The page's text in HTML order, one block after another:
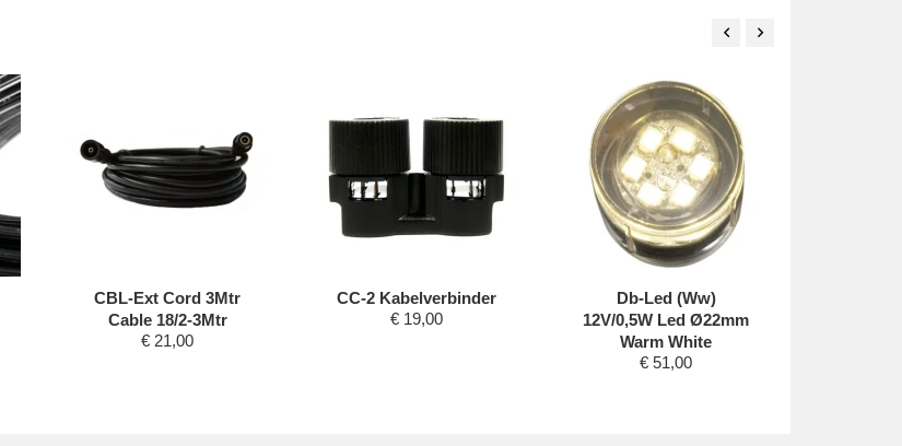
CBL-Ext Cord 3Mtr
Cable 18/2-3Mtr
€ 21,00
CC-2 Kabelverbinder
€ 19,00
Db-Led (Ww)
12V/0,5W Led Ø22mm
Warm White
€ 51,00